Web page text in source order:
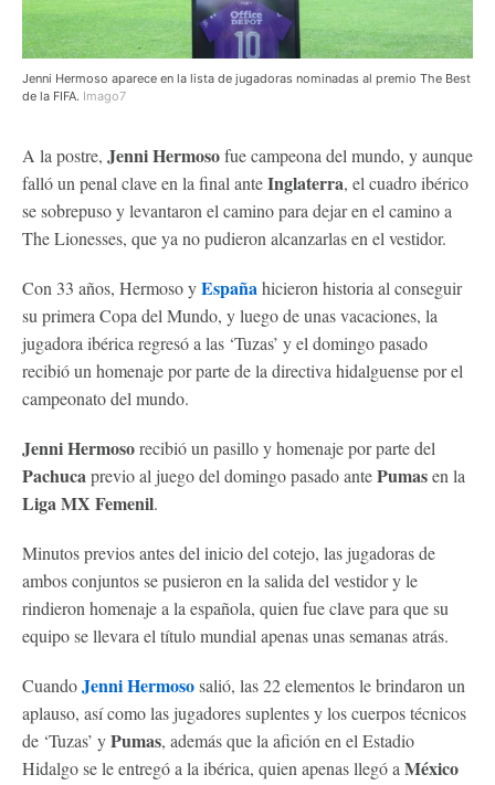
Jenni Hermoso aparece en la lista de jugadoras nominadas al premio The Best
de la FIFA. Imago7
A la postre, Jenni Hermosofue campeona del mundo, y aunque
falló un penal clave en la final anteInglaterra, el cuadro ibérico
se sobrepuso y levantaron el camino para dejar en el camino a
The Lionesses, que ya no pudieron alcanzarlas en el vestidor.
Con 33 años, Hermoso yEspañahicieron historia al conseguir
su primera Copa del Mundo, y luego de unas vacaciones, la
jugadora ibérica regresó a las ‘Tuzas’ y el domingo pasado
recibió un homenaje por parte de la directiva hidalguense por el
campeonato del mundo.
Jenni Hermosorecibió un pasillo y homenaje por parte del
Pachucaprevio al juego del domingo pasado antePumasen la
Liga MX Femenil.
Minutos previos antes del inicio del cotejo, las jugadoras de
ambos conjuntos se pusieron en la salida del vestidor y le
rindieron homenaje a la española, quien fue clave para que su
equipo se llevara el título mundial apenas unas semanas atrás.
CuandoJenni Hermososalió, las 22 elementos le brindaron un
aplauso, así como las jugadores suplentes y los cuerpos técnicos
de ‘Tuzas’ yPumas, además que la afición en el Estadio
Hidalgo se le entregó a la ibérica, quien apenas llegó a México